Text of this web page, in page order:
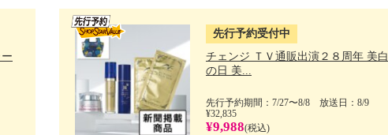
先行予約受付中
チェンジ ＴＶ通販出演２８周年 美白
の日 美...
先行予約期間：7/27〜8/8 放送日：8/9
¥32,835
¥9,988(税込)